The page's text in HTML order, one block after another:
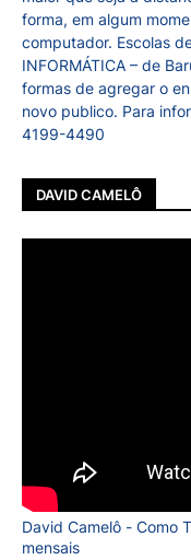
forma, em algum
computador. Escolas
INFORMÁTICA – de
formas de agregar o
novo publico. Para
4199-4490
DAVID CAMELÔ
David Camelô - Como
mensais